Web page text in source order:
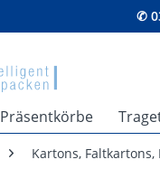
✆
Präsentkörbe
Kartons, Faltkartons,